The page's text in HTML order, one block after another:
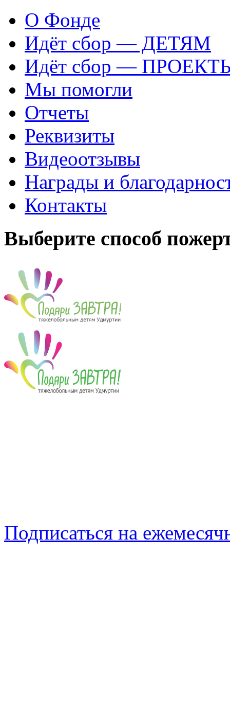
О Фонде
Идёт сбор — ДЕТЯМ
Идёт сбор —
Мы помогли
Отчеты
Реквизиты
Видеоотзывы
Награды и
Контакты
Выберите способ
Подписаться на